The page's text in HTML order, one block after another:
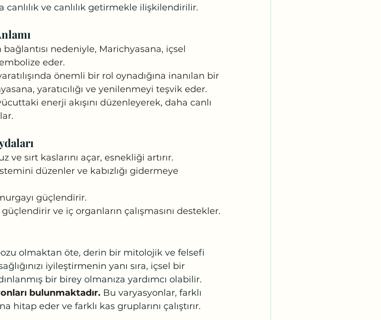
ve canlılık getirmekle ilişkilendirilir.
bağlantısı nedeniyle, Marichyasana, içsel
eder.
önemli bir rol oynadığına inanılan bir
yaratıcılığı ve yenilenmeyi teşvik eder.
enerji akışını düzenleyerek, daha canlı
ve sırt kaslarını açar, esnekliği artırır.
düzenler ve kabızlığı gidermeye
güçlendirir.
güçlendirir ve iç organların çalışmasını destekler.
olmaktan öte, derin bir mitolojik ve felsefi
iyileştirmenin yanı sıra, içsel bir
bir birey olmanıza yardımcı olabilir.
bulunmaktadır. Bu varyasyonlar, farklı
hitap eder ve farklı kas gruplarını çalıştırır.